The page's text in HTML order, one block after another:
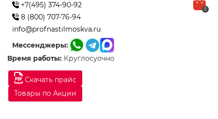
Скачать прайс
Товары по Акции
+7(495) 374-90-92
8 (800) 707-76-94
info@profnastilmoskva.ru
Мессенджеры:
Время работы: Круглосуочно
0